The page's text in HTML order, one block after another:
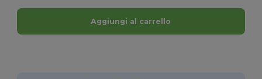
Aggiungi al carrello